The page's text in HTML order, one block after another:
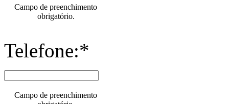
Campo de preenchimento
obrigatório.
Telefone:*
Campo de preenchimento